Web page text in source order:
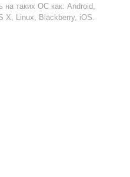
на таких ОС как: Android,
X, Linux, Blackberry, iOS.